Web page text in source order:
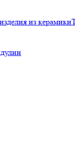
из керамики